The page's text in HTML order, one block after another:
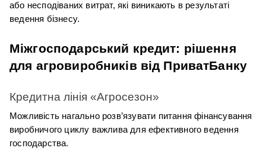
або несподіваних витрат, які виникають в результаті
ведення бізнесу.
Міжгосподарський кредит: рішення
для агровиробників від ПриватБанку
Кредитна лінія «Агросезон»
Можливість нагально розв’язувати питання фінансування
виробничого циклу важлива для ефективного ведення
господарства.